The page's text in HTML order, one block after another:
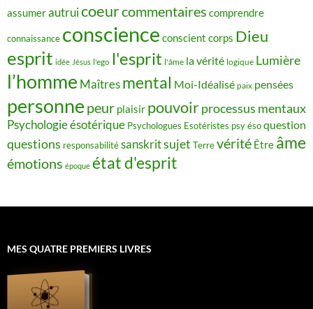
assumerautruicoeurcommentaires comprendre
connaissance conscience conscient corps Dieu
esprit idée Jésus l'ego l'esprit l'âme la vérité logique Lumière
l’homme Maîtres mental Moi-Idéalisé paix pensées
personne peur plaisir pouvoirprocessus mentaux
Psychologie ésotérique Psychologues Esotéristes psy ésoquestion
questions responsabilitésanskritsujet Terrevérité Être âme
émotions époque état d'esprit
MES QUATRE PREMIERS LIVRES